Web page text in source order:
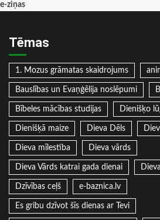
e-ziņas
Tēmas
1. Mozus grāmatas skaidrojums
Bauslības un Evaņģēlija noslēpumi
Bībeles mācības studijas Dienišķo
Dienišķā maize Dieva Dēls
Dieva mīlestība Dieva vārds
Dieva Vārds katrai gada dienai
Dzīvības ceļš e-baznica.lv
Es gribu dzīvot šīs dienas ar Tevi